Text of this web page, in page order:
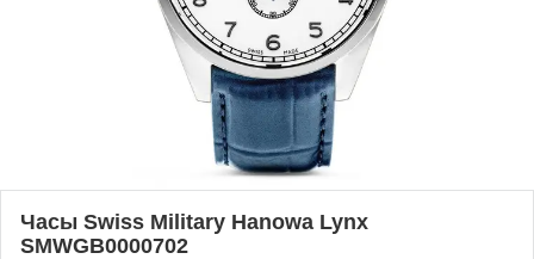
Часы Swiss Military Hanowa Lynx
SMWGB0000702